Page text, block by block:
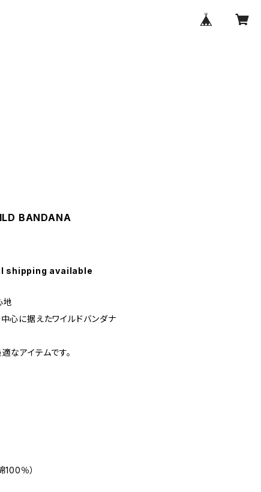
BANDANA
shipping available
地
心に据えたワイルドバンダナ
なアイテムです。
100％）